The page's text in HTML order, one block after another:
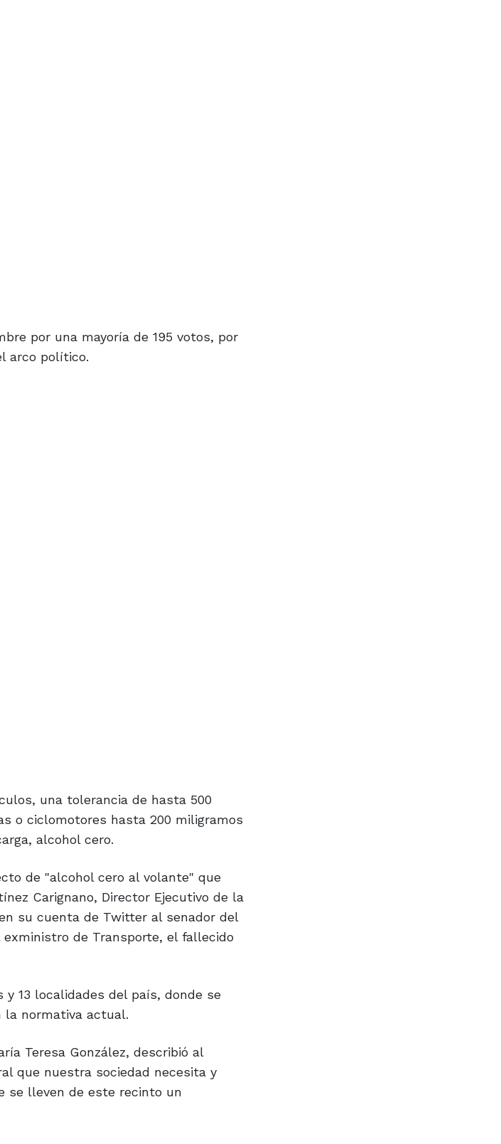
por una mayoría de 195 votos, por
arco político.
una tolerancia de hasta 500
o ciclomotores hasta 200 miligramos
alcohol cero.
de "alcohol cero al volante" que
Carignano, Director Ejecutivo de la
su cuenta de Twitter al senador del
de Transporte, el fallecido
13 localidades del país, donde se
la normativa actual.
Teresa González, describió al
que nuestra sociedad necesita y
se lleven de este recinto un